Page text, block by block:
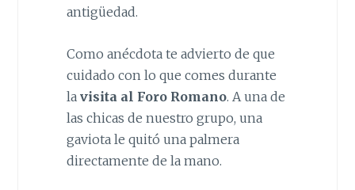
antigüedad.
Como anécdota te advierto de que
cuidado con lo que comes durante
la visita al Foro Romano. A una de
las chicas de nuestro grupo, una
gaviota le quitó una palmera
directamente de la mano.